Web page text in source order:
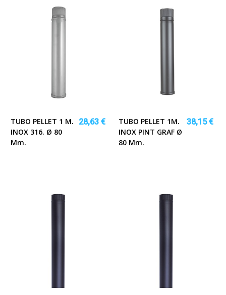
TUBO PELLET 1 M.
INOX 316. Ø 80
Mm.
28,63 €
TUBO PELLET 1M.
INOX PINT GRAF Ø
80 Mm.
38,15 €